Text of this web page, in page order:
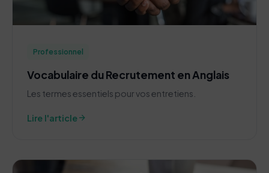
Professionnel
Vocabulaire du Recrutement en Anglais
Les termes essentiels pour vos entretiens.
Lire l'articlearrow_forward